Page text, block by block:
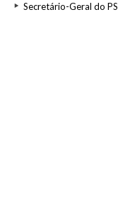
Secretário-Geral do PS